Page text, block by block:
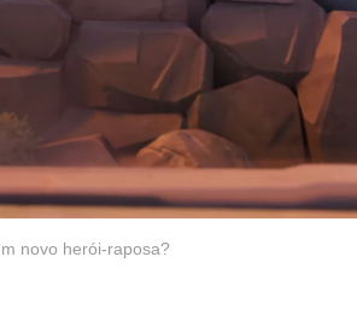
novo herói-raposa?